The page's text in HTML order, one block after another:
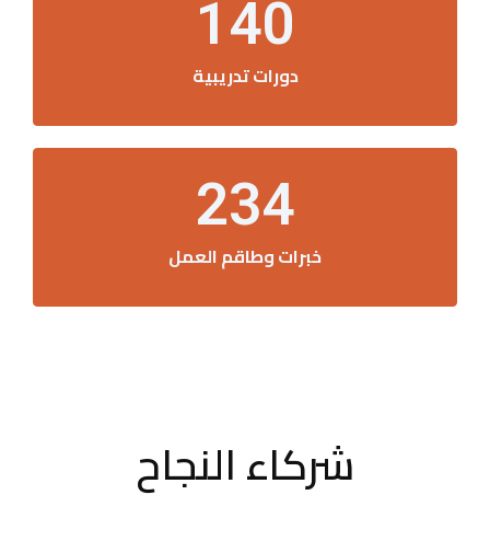
دورات تدريبية
140
خبرات وطاقم العمل
234
شركاء النجاح